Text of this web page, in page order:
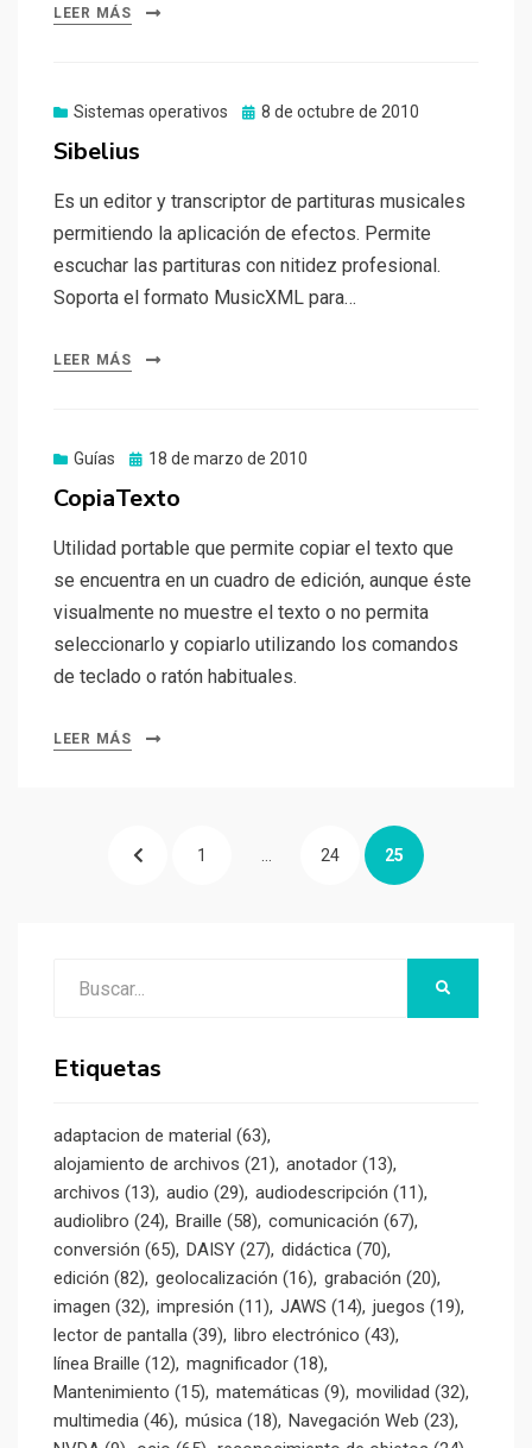
LEER MÁS
Sistemas operativos
Publicado
8 de octubre de 2010
Sibelius
Es un editor y transcriptor de partituras musicales
permitiendo la aplicación de efectos. Permite
escuchar las partituras con nitidez profesional.
Soporta el formato MusicXML para…
LEER MÁS
Guías
Publicado
18 de marzo de 2010
CopiaTexto
Utilidad portable que permite copiar el texto que
se encuentra en un cuadro de edición, aunque éste
visualmente no muestre el texto o no permita
seleccionarlo y copiarlo utilizando los comandos
de teclado o ratón habituales.
LEER MÁS
PaginaciónPÁGINAPÁGINA
1 … PÁGINA
24 PÁGINA
25
Etiquetas
adaptacion de material (63)
alojamiento de archivos (21) anotador (13)
archivos (13) audio (29) audiodescripción (11)
audiolibro (24) Braille (58) comunicación (67)
conversión (65) DAISY (27) didáctica (70)
edición (82) geolocalización (16) grabación (20)
imagen (32) impresión (11) JAWS (14) juegos (19)
lector de pantalla (39) libro electrónico (43)
línea Braille (12) magnificador (18)
Mantenimiento (15) matemáticas (9) movilidad (32)
multimedia (46) música (18) Navegación Web (23)